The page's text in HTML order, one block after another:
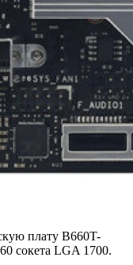
плату B660T-
сокета LGA 1700.